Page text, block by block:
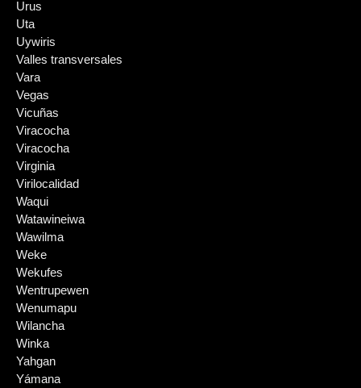
Urus
Uta
Uywiris
Valles transversales
Vara
Vegas
Vicuñas
Viracocha
Viracocha
Virginia
Virilocalidad
Waqui
Watawineiwa
Wawilma
Weke
Wekufes
Wentrupewen
Wenumapu
Wilancha
Winka
Yahgan
Yámana